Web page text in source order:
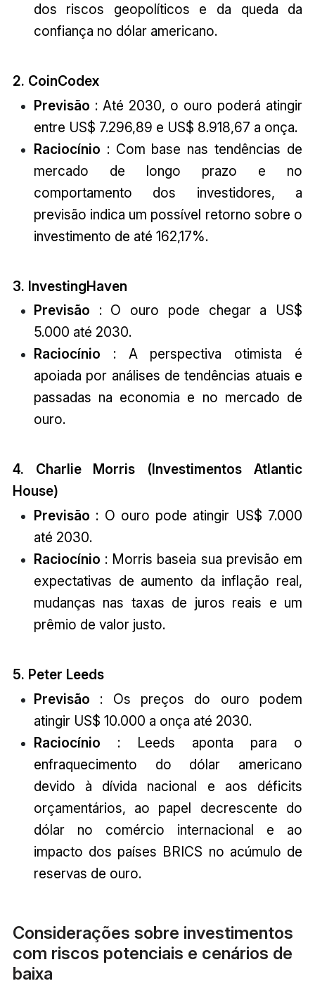
dos riscos geopolíticos e da queda da
confiança no dólar americano.
2. CoinCodex
Previsão : Até 2030, o ouro poderá atingir
entre US$ 7.296,89 e US$ 8.918,67 a onça.
Raciocínio : Com base nas tendências de
mercado de longo prazo e no
comportamento dos investidores, a
previsão indica um possível retorno sobre o
investimento de até 162,17%.
3. InvestingHaven
Previsão : O ouro pode chegar a US$
5.000 até 2030.
Raciocínio : A perspectiva otimista é
apoiada por análises de tendências atuais e
passadas na economia e no mercado de
ouro.
4. Charlie Morris (Investimentos Atlantic
House)
Previsão : O ouro pode atingir US$ 7.000
até 2030.
Raciocínio : Morris baseia sua previsão em
expectativas de aumento da inflação real,
mudanças nas taxas de juros reais e um
prêmio de valor justo.
5. Peter Leeds
Previsão : Os preços do ouro podem
atingir US$ 10.000 a onça até 2030.
Raciocínio : Leeds aponta para o
enfraquecimento do dólar americano
devido à dívida nacional e aos déficits
orçamentários, ao papel decrescente do
dólar no comércio internacional e ao
impacto dos países BRICS no acúmulo de
reservas de ouro.
Considerações sobre investimentos
com riscos potenciais e cenários de
baixa